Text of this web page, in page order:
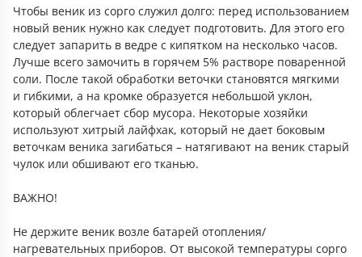
Чтобы веник из сорго служил долго: перед использованием
новый веник нужно как следует подготовить. Для этого его
следует запарить в ведре с кипятком на несколько часов.
Лучше всего замочить в горячем 5% растворе поваренной
соли. После такой обработки веточки становятся мягкими
и гибкими, а на кромке образуется небольшой уклон,
который облегчает сбор мусора. Некоторые хозяйки
используют хитрый лайфхак, который не дает боковым
веточкам веника загибаться – натягивают на веник старый
чулок или обшивают его тканью.
ВАЖНО!
Не держите веник возле батарей отопления/
нагревательных приборов. От высокой температуры сорго